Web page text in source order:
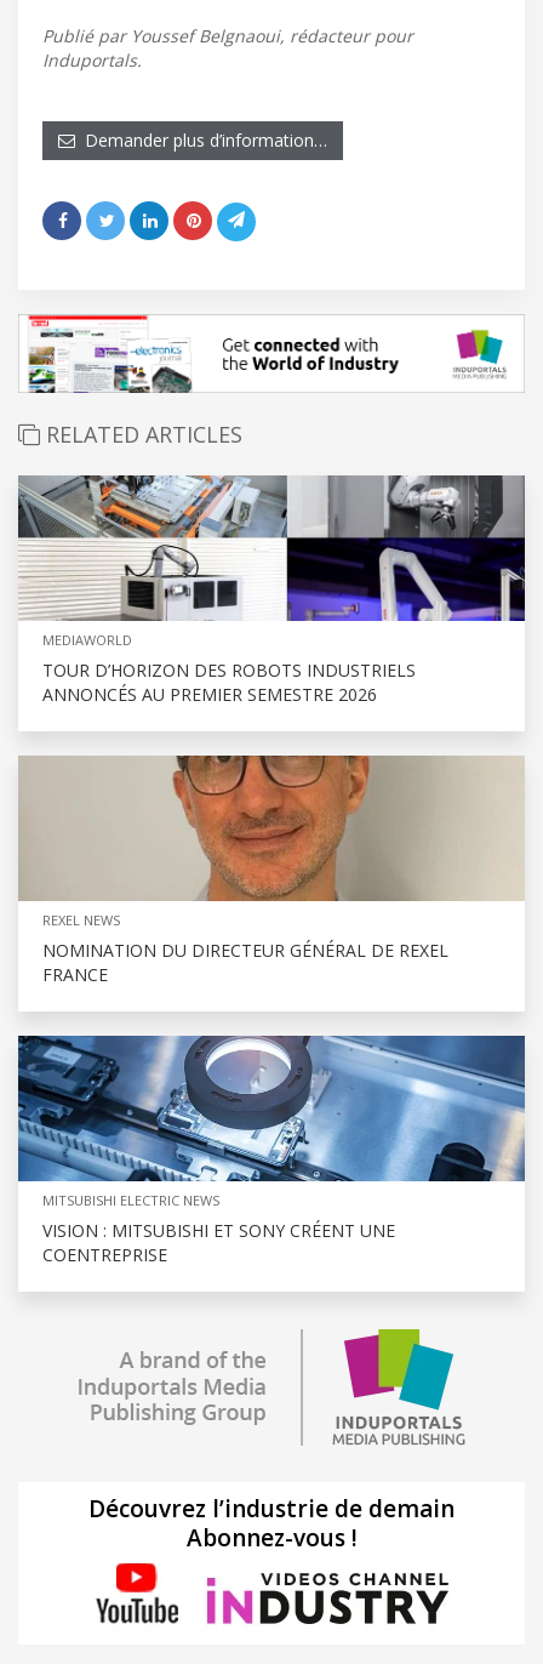
Publié par Youssef Belgnaoui, rédacteur pour
Induportals.
Demander plus d’information…
RELATED ARTICLES
MEDIAWORLD
TOUR D’HORIZON DES ROBOTS INDUSTRIELS
ANNONCÉS AU PREMIER SEMESTRE 2026
REXEL NEWS
NOMINATION DU DIRECTEUR GÉNÉRAL DE REXEL
FRANCE
MITSUBISHI ELECTRIC NEWS
VISION : MITSUBISHI ET SONY CRÉENT UNE
COENTREPRISE
Découvrez l’industrie de demain
Abonnez-vous !